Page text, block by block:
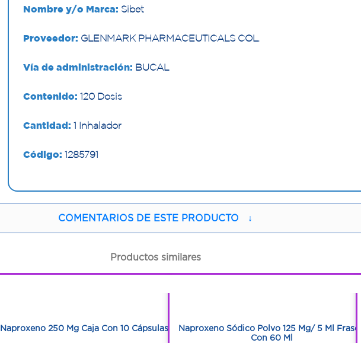
Nombre y/o Marca: Sibet
Proveedor: GLENMARK PHARMACEUTICALS COL.
Vía de administración: BUCAL
Contenido: 120 Dosis
Cantidad: 1 Inhalador
Código: 1285791
COMENTARIOS DE ESTE PRODUCTO ↓
Productos similares
Naproxeno 250 Mg Caja Con 10 Cápsulas
Naproxeno Sódico Polvo 125 Mg/ 5 Ml Frasco
Con 60 Ml